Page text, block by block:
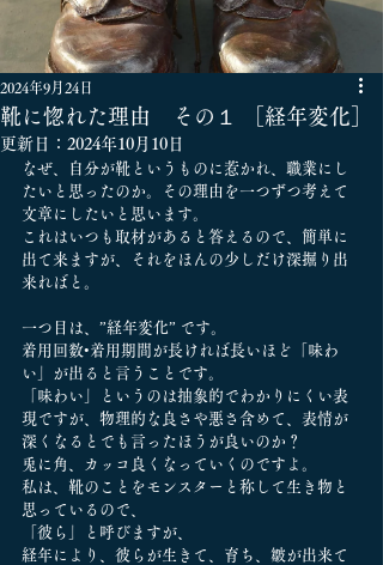
靴に惚れた理由 その１ ［経年変化］
2024年9月24日
更新日： 2024年10月10日
なぜ、自分が靴というものに惹かれ、職業にし
たいと思ったのか。その理由を一つずつ考えて
文章にしたいと思います。
これはいつも取材があると答えるので、簡単に
出て来ますが、それをほんの少しだけ深掘り出
来ればと。
一つ目は、”経年変化” です。
着用回数•着用期間が長ければ長いほど「味わ
い」が出ると言うことです。
「味わい」というのは抽象的でわかりにくい表
現ですが、物理的な良さや悪さ含めて、表情が
深くなるとでも言ったほうが良いのか？
兎に角、カッコ良くなっていくのですよ。
私は、靴のことをモンスターと称して生き物と
思っているので、
「彼ら」と呼びますが、
経年により、彼らが生きて、育ち、皺が出来て